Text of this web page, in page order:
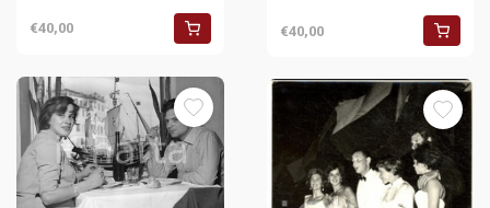
€40,00 €40,00